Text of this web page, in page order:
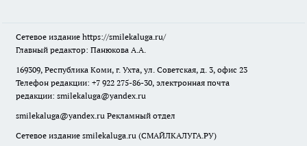
Сетевое издание https://smilekaluga.ru/
Главный редактор: Панюкова А.А.
169309, Республика Коми, г. Ухта, ул. Советская, д. 3, офис 23
Телефон редакции: +7 922 275-86-30, электронная почта
редакции: smilekaluga@yandex.ru
smilekaluga@yandex.ru Рекламный отдел
Сетевое издание smilekaluga.ru (СМАЙЛКАЛУГА.РУ)